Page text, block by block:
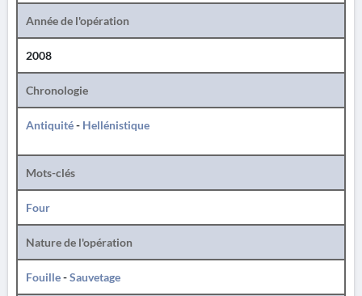
Année de l'opération
2008
Chronologie
Antiquité- Hellénistique
Mots-clés
Four
Nature de l'opération
Fouille-Sauvetage